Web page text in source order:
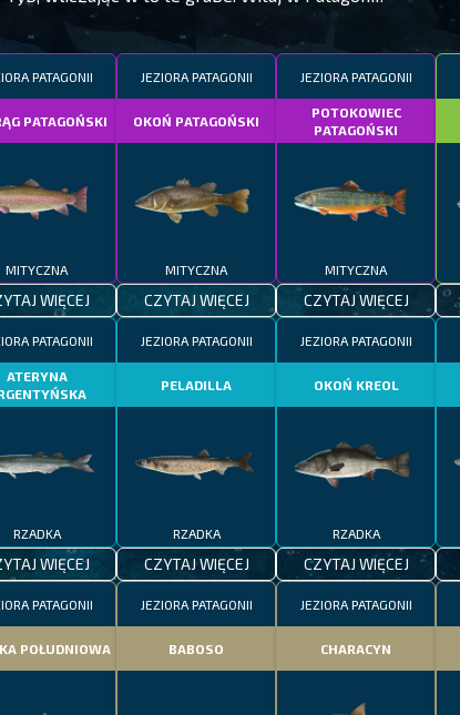
PATAGONII
PATAGOŃSKI
MITYCZNA
WIĘCEJ
JEZIORA PATAGONII
OKOŃ PATAGOŃSKI
MITYCZNA
CZYTAJ WIĘCEJ
JEZIORA PATAGONII
POTOKOWIEC
PATAGOŃSKI
MITYCZNA
CZYTAJ WIĘCEJ
PATAGONII
ATERYNA
RZADKA
WIĘCEJ
JEZIORA PATAGONII
PELADILLA
RZADKA
CZYTAJ WIĘCEJ
JEZIORA PATAGONII
OKOŃ KREOL
RZADKA
CZYTAJ WIĘCEJ
PATAGONII
POŁUDNIOWA
JEZIORA PATAGONII
BABOSO
JEZIORA PATAGONII
CHARACYN